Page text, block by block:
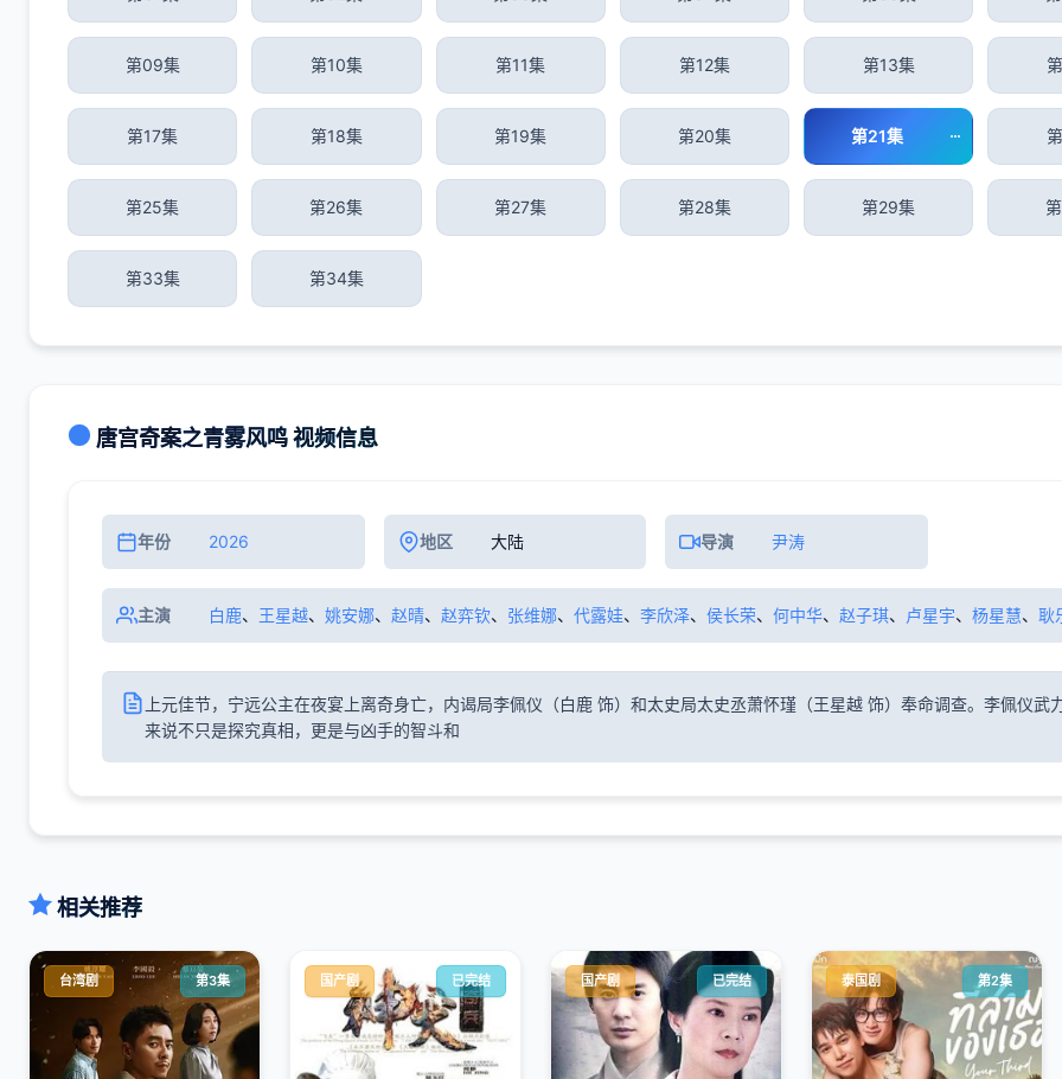
第09集 第10集 第11集 第12集 第13集
第17集 第18集 第19集 第20集 第21集
第25集 第26集 第27集 第28集 第29集
第33集 第34集
唐宫奇案之青雾风鸣 视频信息
年份 2026 地区 大陆 导演 尹涛
主演 白鹿、 王星越、 姚安娜、 赵晴、 赵弈钦、 张维娜、 代露娃、 李欣泽、 侯长荣、 何中华、 赵子琪、 卢星宇、 杨星慧、 耿
上元佳节，宁远公主在夜宴上离奇身亡，内谒局李佩仪（白鹿 饰）和太史局太史丞萧怀瑾（王星越 饰）奉命调查。李佩仪
来说不只是探究真相，更是与凶手的智斗和
相关推荐
台湾剧 第3集 国产剧 已完结 国产剧 已完结 泰国剧 第2集